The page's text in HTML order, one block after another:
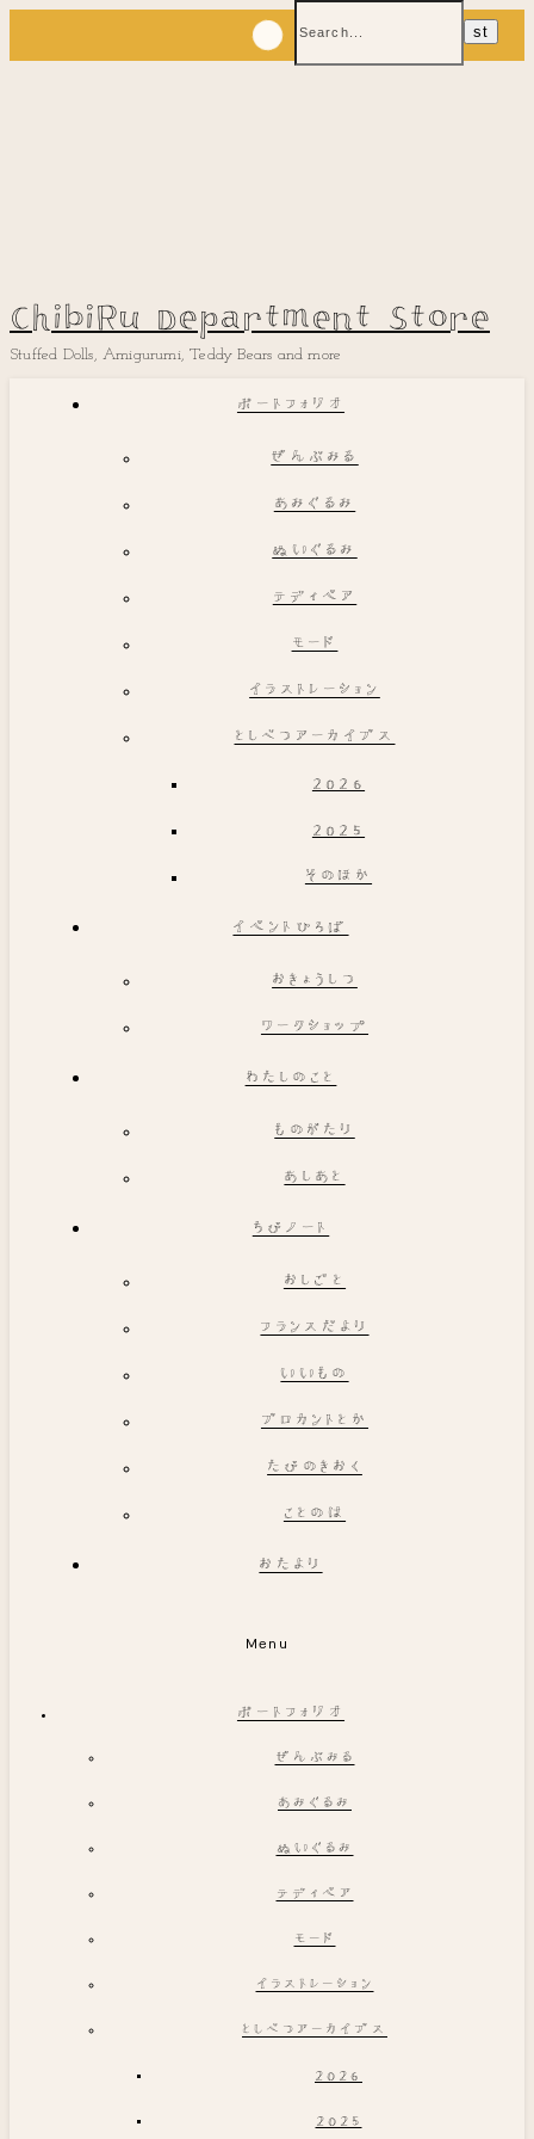
ChibiRu Department Store
Stuffed Dolls, Amigurumi, Teddy Bears and more
ポートフォリオ
ぜんぶみる
あみぐるみ
ぬいぐるみ
テディベア
モード
イラストレーション
としべつアーカイブス
2026
2025
そのほか
イベントひろば
おきょうしつ
ワークショップ
わたしのこと
ものがたり
あしあと
ちびノート
おしごと
フランスだより
いいもの
ブロカントとか
たびのきおく
ことのは
おたより
Menu
ポートフォリオ
ぜんぶみる
あみぐるみ
ぬいぐるみ
テディベア
モード
イラストレーション
としべつアーカイブス
2026
2025